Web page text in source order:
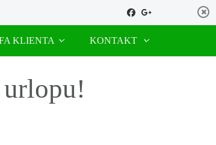
KLIENTA KONTAKT
urlopu!